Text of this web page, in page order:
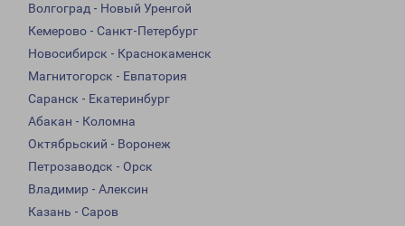
Волгоград - Новый Уренгой
Кемерово - Санкт-Петербург
Новосибирск - Краснокаменск
Магнитогорск - Евпатория
Саранск - Екатеринбург
Абакан - Коломна
Октябрьский - Воронеж
Петрозаводск - Орск
Владимир - Алексин
Казань - Саров